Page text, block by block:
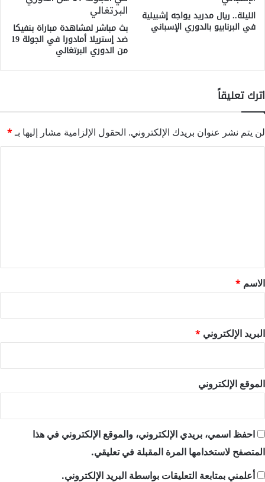
الليلة.. ريال مدريد يواجه إشبيلية
في البرنابيو بالدوري الإسباني بث مباشر لمشاهدة مباراة بنفيكا
ضد إستريلا أمادورا في الجولة 19
من الدوري البرتغالي
اترك تعليقاً
لن يتم نشر عنوان بريدك الإلكتروني. الحقول الإلزامية مشار إليها بـ*
*
الاسم *
البريد الإلكتروني *
الموقع الإلكتروني
احفظ اسمي، بريدي الإلكتروني، والموقع الإلكتروني في هذا
المتصفح لاستخدامها المرة المقبلة في تعليقي.
أعلمني بمتابعة التعليقات بواسطة البريد الإلكتروني.